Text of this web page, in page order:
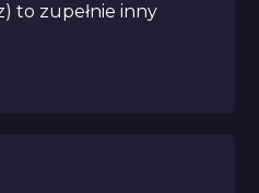
to zupełnie inny